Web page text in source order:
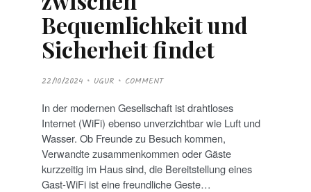
Bequemlichkeit und
Sicherheit findet
P
O
T
E
D
O
N
22/10/2024 UGUR COMMENT
In der modernen Gesellschaft ist drahtloses
Internet (WiFi) ebenso unverzichtbar wie Luft und
Wasser. Ob Freunde zu Besuch kommen,
Verwandte zusammenkommen oder Gäste
kurzzeitig im Haus sind, die Bereitstellung eines
Gast-WiFi ist eine freundliche Geste…